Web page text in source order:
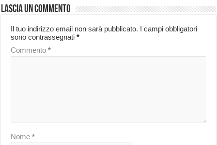
Lascia un commento
Il tuo indirizzo email non sarà pubblicato. I campi obbligatori
sono contrassegnati*
Commento*
Nome*